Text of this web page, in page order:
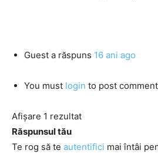
Guest a răspuns 16 ani ago
You must login to post
Afișare 1 rezultat
Răspunsul tău
Te rog să te autentifici mai întâi